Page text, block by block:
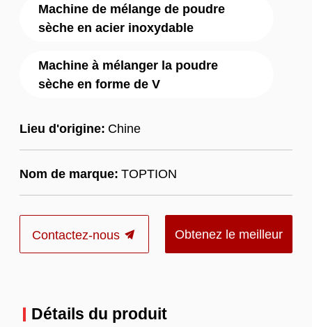
Machine de mélange de poudre
sèche en acier inoxydable
Machine à mélanger la poudre
sèche en forme de V
Lieu d'origine: Chine
Nom de marque: TOPTION
Contactez-nous Obtenez le meilleur
Détails du produit